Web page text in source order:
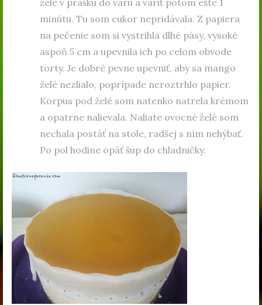
minútu. Tu som cukor nepridávala. Z papiera
na pečenie som si vystrihla dlhé pásy, vysoké
aspoň 5 cm a upevnila ich po celom obvode
torty. Je dobré pevne upevniť, aby sa mango
želé nezlialo, poprípade neroztrhlo papier.
Korpus pod želé som natenko natrela krémom
a opatrne nalievala. Naliate ovocné želé som
nechala postáť na stole, radšej s ním nehýbať.
Po pol hodine opäť šup do chladničky.